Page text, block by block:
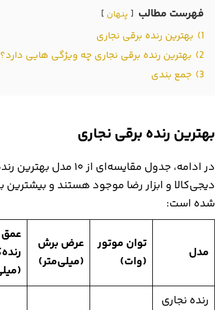
فهرست مطالب پنهان
1) بهترین رنده برقی نجاری
2) بهترین رنده برقی نجاری چه ویژگی هایی دارد؟
3) جمع بندی
بهترین رنده برقی نجاری
در ادامه، جدول
دیجی‌کالا و ابزار رضا موجود هستند و بیشترین
شده است:
مدل
توان موتور
(وات)
عرض برش
(میلی‌متر)
عمق
رنده نجاری